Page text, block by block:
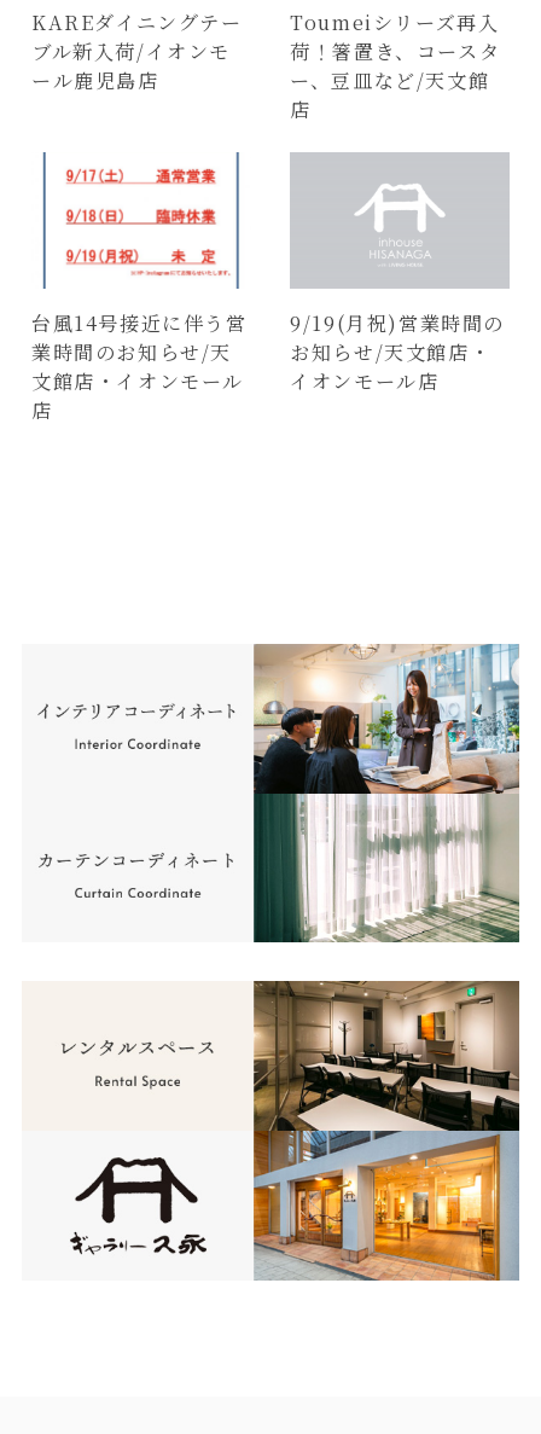
KAREダイニングテー
ブル新入荷/イオンモ
ール鹿児島店
Toumeiシリーズ再入
荷！箸置き、コースタ
ー、豆皿など/天文館
店
台風14号接近に伴う営
業時間のお知らせ/天
文館店・イオンモール
店
9/19(月祝)営業時間の
お知らせ/天文館店・
イオンモール店